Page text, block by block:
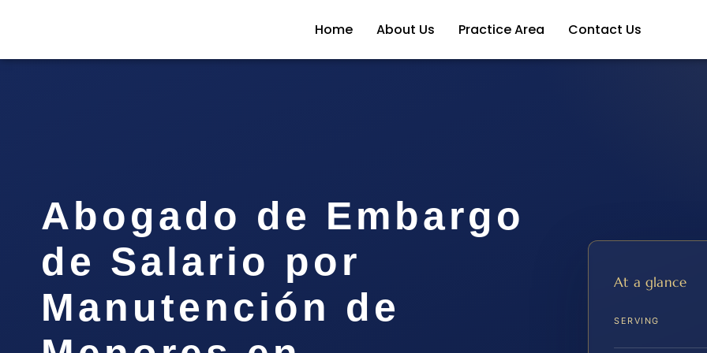
Home About Us Practice Area Contact Us
Abogado de Embargo
de Salario por
Manutención de
At a glance
SERVING